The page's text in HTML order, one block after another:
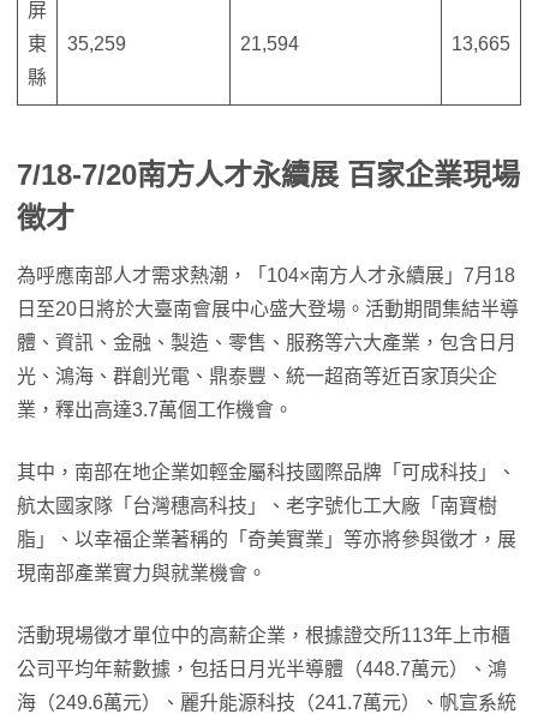
屏
東
縣
35,259 21,594 13,665
7/18-7/20南方人才永續展 百家企業現場
徵才
為呼應南部人才需求熱潮，「104×南方人才永續展」7月18
日至20日將於大臺南會展中心盛大登場。活動期間集結半導
體、資訊、金融、製造、零售、服務等六大產業，包含日月
光、鴻海、群創光電、鼎泰豐、統一超商等近百家頂尖企
業，釋出高達3.7萬個工作機會。
其中，南部在地企業如輕金屬科技國際品牌「可成科技」、
航太國家隊「台灣穗高科技」、老字號化工大廠「南寶樹
脂」、以幸福企業著稱的「奇美實業」等亦將參與徵才，展
現南部產業實力與就業機會。
活動現場徵才單位中的高薪企業，根據證交所113年上市櫃
公司平均年薪數據，包括日月光半導體（448.7萬元）、鴻
海（249.6萬元）、麗升能源科技（241.7萬元）、帆宣系統